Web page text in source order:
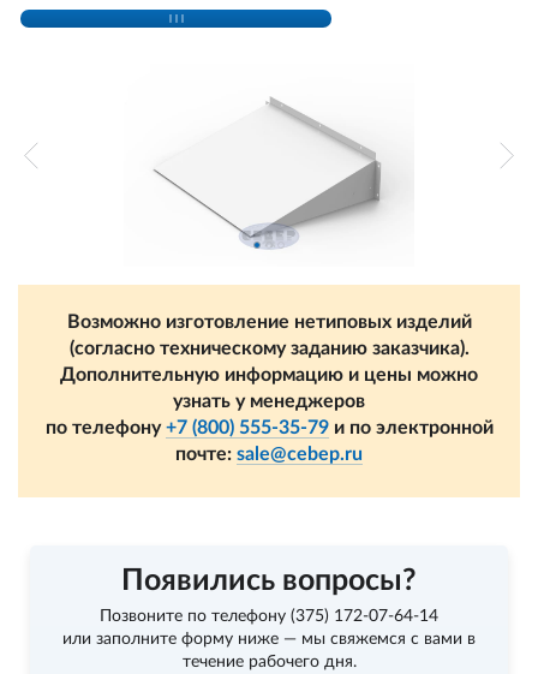
Возможно изготовление нетиповых изделий
(согласно техническому заданию заказчика).
Дополнительную информацию и цены можно
узнать у менеджеров
по телефону+7 (800) 555-35-79и по электронной
почте: sale@cebep.ru
Появились вопросы?
Позвоните по телефону (375) 172-07-64-14
или заполните форму ниже — мы свяжемся с вами в
течение рабочего дня.